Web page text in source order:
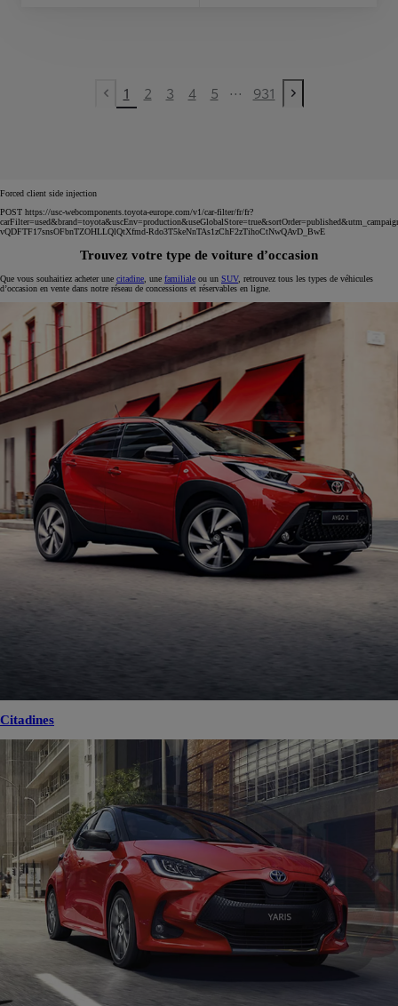
Previous page
1 2 3 4 5 ... 931
Next page
Forced client side injection
POST https://usc-webcomponents.toyota-europe.com/v1/car-filter/fr/fr?
vQDFTF17snsOFbnTZOHLLQlQtXfmd-Rdo3T5keNnTAs1zChF2zTihoCtNwQAvD_BwE
Trouvez votre type de voiture d’occasion
Que vous souhaitiez acheter une citadine , une familiale ou un SUV, retrouvez tous les types de véhicules
d’occasion en vente dans notre réseau de concessions et réservables en ligne.
Citadines